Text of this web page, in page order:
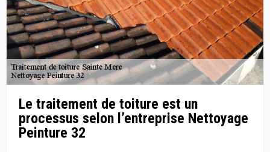
Le traitement de toiture est un
processus selon l’entreprise Nettoyage
Peinture 32